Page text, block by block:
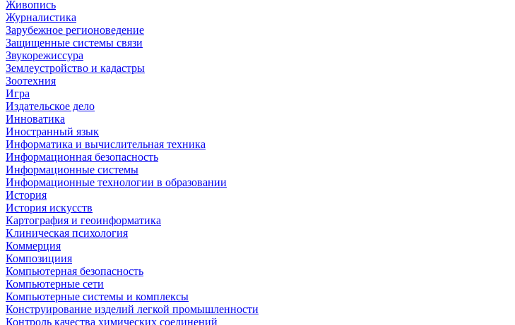
Живопись
Журналистика
Зарубежное регионоведение
Защищенные системы связи
Звукорежиссура
Землеустройство и кадастры
Зоотехния
Игра
Издательское дело
Инноватика
Иностранный язык
Информатика и вычислительная техника
Информационная безопасность
Информационные системы
Информационные технологии в образовании
История
История искусств
Картография и геоинформатика
Клиническая психология
Коммерция
Композициия
Компьютерная безопасность
Компьютерные сети
Компьютерные системы и комплексы
Конструирование изделий легкой промышленности
Контроль качества химических соединений